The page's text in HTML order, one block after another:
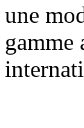
une
gamme